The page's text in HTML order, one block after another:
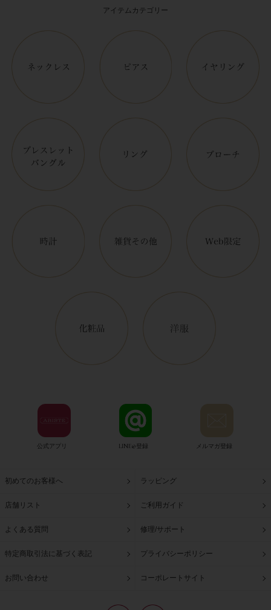
アイテムカテゴリー
公式アプリ LINE@登録 メルマガ登録
初めてのお客様へ ラッピング
店舗リスト ご利用ガイド
よくある質問 修理/サポート
特定商取引法に基づく表記 プライバシーポリシー
お問い合わせ コーポレートサイト